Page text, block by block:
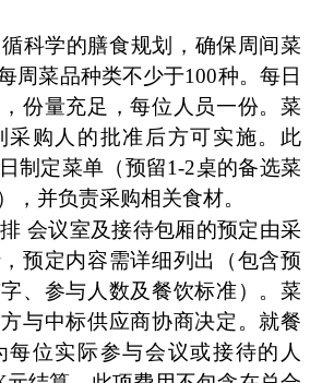
科学的膳食规划，确保周间菜
周菜品种类不少于100种。每日
份量充足，每位人员一份。菜
采购人的批准后方可实施。此
制定菜单（预留1-2桌的备选菜
，并负责采购相关食材。
会议室及接待包厢的预定由采
预定内容需详细列出（包含预
、参与人数及餐饮标准）。菜
与中标供应商协商决定。就餐
每位实际参与会议或接待的人